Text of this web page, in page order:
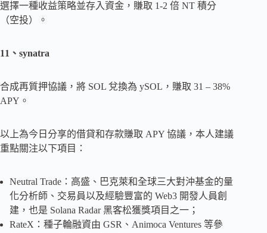
選擇一種收益策略並存入資金，賺取 1-2 倍 NT 積分
（空投）。
11、synatra
合成再質押協議，將 SOL 兌換為 ySOL，賺取 31 – 38%
APY。
以上為今日分享的借貸和存款賺取 APY 協議，本人建議
重點關注以下項目：
Neutral Trade：高盛、巴克萊和全球三大對沖基金的量
化分析師、交易員以及經驗豐富的 Web3 開發人員創
建，也是 Solana Radar 黑客松獲獎項目之一；
RateX：種子輪融資由 GSR、Animoca Ventures 等參